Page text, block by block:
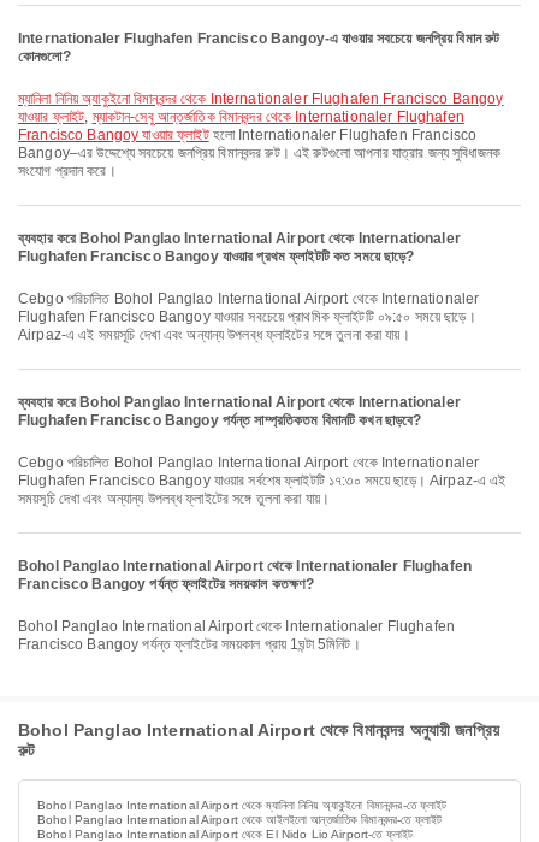
Internationaler Flughafen Francisco Bangoy-এ যাওয়ার সবচেয়ে জনপ্রিয় বিমান রুট
কোনগুলো?
ম্যানিলা নিনিয় অ্যাকুইনো বিমানবন্দর থেকে Internationaler Flughafen Francisco Bangoy
যাওয়ার ফ্লাইট,ম্যাকটান-সেবু আন্তর্জাতিক বিমানবন্দর থেকে Internationaler Flughafen
Francisco Bangoy যাওয়ার ফ্লাইটহলো Internationaler Flughafen Francisco
Bangoy–এর উদ্দেশ্যে সবচেয়ে জনপ্রিয় বিমানবন্দর রুট। এই রুটগুলো আপনার যাত্রার জন্য সুবিধাজনক
সংযোগ প্রদান করে।
ব্যবহার করে Bohol Panglao International Airport থেকে Internationaler
Flughafen Francisco Bangoy যাওয়ার প্রথম ফ্লাইটটি কত সময়ে ছাড়ে?
Cebgo পরিচালিত Bohol Panglao International Airport থেকে Internationaler
Flughafen Francisco Bangoy যাওয়ার সবচেয়ে প্রাথমিক ফ্লাইটটি ০৯:৫০ সময়ে ছাড়ে।
Airpaz-এ এই সময়সূচি দেখা এবং অন্যান্য উপলব্ধ ফ্লাইটের সঙ্গে তুলনা করা যায়।
ব্যবহার করে Bohol Panglao International Airport থেকে Internationaler
Flughafen Francisco Bangoy পর্যন্ত সাম্প্রতিকতম বিমানটি কখন ছাড়বে?
Cebgo পরিচালিত Bohol Panglao International Airport থেকে Internationaler
Flughafen Francisco Bangoy যাওয়ার সর্বশেষ ফ্লাইটটি ১৭:৩০ সময়ে ছাড়ে। Airpaz-এ এই
সময়সূচি দেখা এবং অন্যান্য উপলব্ধ ফ্লাইটের সঙ্গে তুলনা করা যায়।
Bohol Panglao International Airport থেকে Internationaler Flughafen
Francisco Bangoy পর্যন্ত ফ্লাইটের সময়কাল কতক্ষণ?
Bohol Panglao International Airport থেকে Internationaler Flughafen
Francisco Bangoy পর্যন্ত ফ্লাইটের সময়কাল প্রায় 1ঘন্টা 5মিনিট।
Bohol Panglao International Airport থেকে বিমানবন্দর অনুযায়ী জনপ্রিয়
রুট
Bohol Panglao International Airport থেকে ম্যানিলা নিনিয় অ্যাকুইনো বিমানবন্দর-তে ফ্লাইট
Bohol Panglao International Airport থেকে আইলইলো আন্তর্জাতিক বিমানবন্দর-তে ফ্লাইট
Bohol Panglao International Airport থেকে El Nido Lio Airport-তে ফ্লাইট